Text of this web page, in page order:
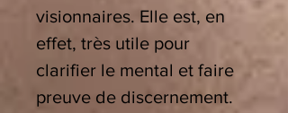
visionnaires. Elle est, en
effet, très utile pour
clarifier le mental et faire
preuve de discernement.